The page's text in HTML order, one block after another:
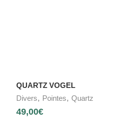
QUARTZ VOGEL
Divers, Pointes, Quartz
49,00€